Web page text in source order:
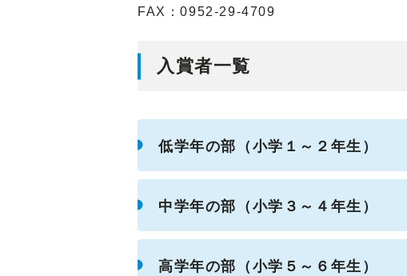
FAX：0952-29-4709
入賞者一覧
低学年の部（小学１～２年生）
中学年の部（小学３～４年生）
高学年の部（小学５～６年生）